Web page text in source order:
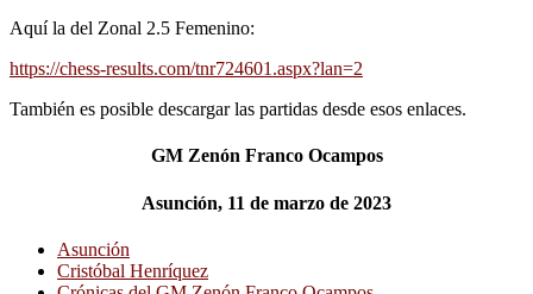
Aquí la del Zonal 2.5 Femenino:
https://chess-results.com/tnr724601.aspx?lan=2
También es posible descargar las partidas desde esos enlaces.
GM Zenón Franco Ocampos
Asunción, 11 de marzo de 2023
Asunción
Cristóbal Henríquez